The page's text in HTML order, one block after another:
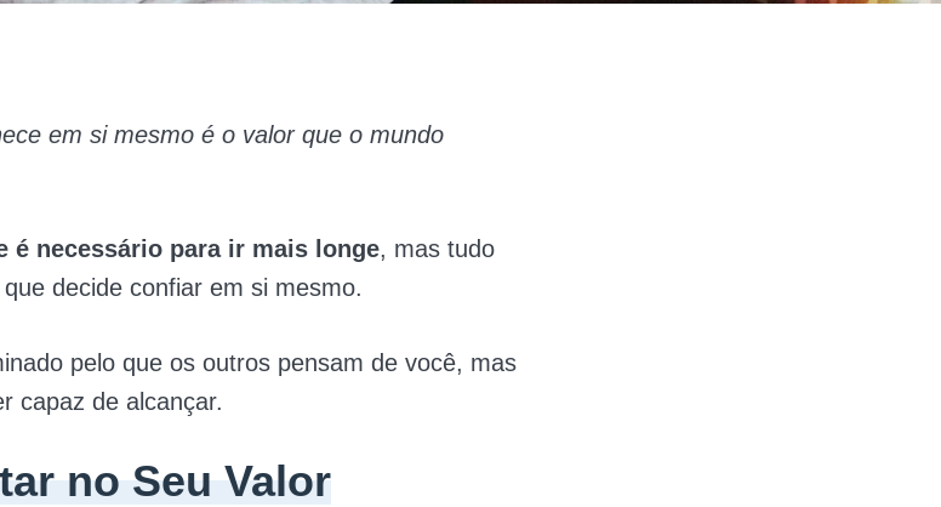
em si mesmo é o valor que o mundo
é necessário para ir mais longe, mas tudo
decide confiar em si mesmo.
pelo que os outros pensam de você, mas
capaz de alcançar.
no Seu Valor